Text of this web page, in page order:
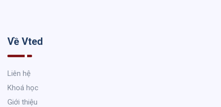
Về Vted
Liên hệ
Khoá học
Giới thiệu